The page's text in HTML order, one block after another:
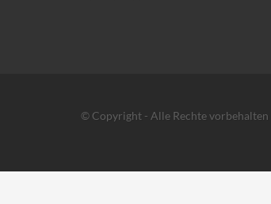
© Copyright - Alle Rechte vorbehalten